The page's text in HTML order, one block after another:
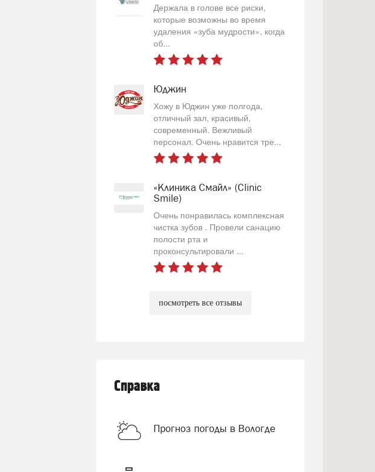
Держала в голове все риски,
которые возможны во время
удаления «зуба мудрости», когда
об...
Юджин
Хожу в Юджин уже полгода,
отличный зал, красивый,
современный. Вежливый
персонал. Очень нравится тре...
«Клиника Смайл» (Clinic
Smile)
Очень понравилась комплексная
чистка зубов . Провели санацию
полости рта и
проконсультировали ...
посмотреть все отзывы
Справка
Прогноз погоды в Вологде